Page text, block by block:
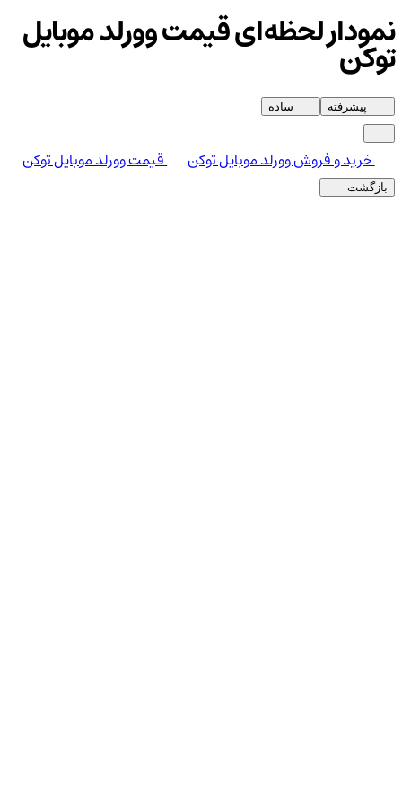
نمودار لحظه‌ای قیمت وورلد موبایل
توکن
پیشرفته ساده
خرید و فروش وورلد موبایل توکن قیمت وورلد موبایل توکن
بازگشت